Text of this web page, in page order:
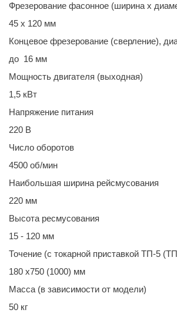
Фрезерование фасонное (ширина х
45 х 120 мм
Концевое фрезерование (сверление),
до 16 мм
Мощность двигателя (выходная)
1,5 кВт
Напряжение питания
220 В
Число оборотов
4500 об/мин
Наибольшая ширина рейсмусования
220 мм
Высота ресмусования
15 - 120 мм
Точение (с токарной приставкой ТП-5
180 х750 (1000) мм
Масса (в зависимости от модели)
50 кг